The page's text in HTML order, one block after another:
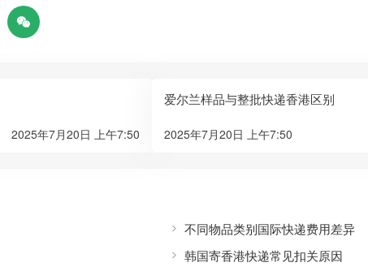
2025年7月20日 上午7:50
爱尔兰样品与整批快递香港区别
2025年7月20日 上午7:50
不同物品类别国际快递费用差异
韩国寄香港快递常见扣关原因